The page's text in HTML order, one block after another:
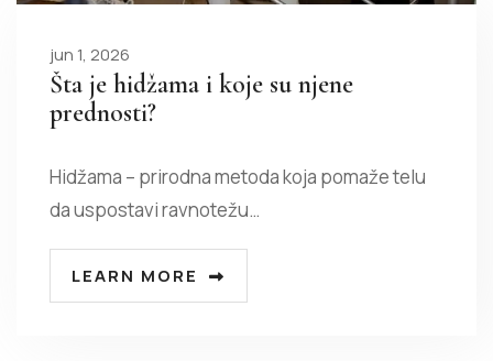
jun 1, 2026
Šta je hidžama i koje su njene
prednosti?
Hidžama – prirodna metoda koja pomaže telu
da uspostavi ravnotežu…
LEARN MORE